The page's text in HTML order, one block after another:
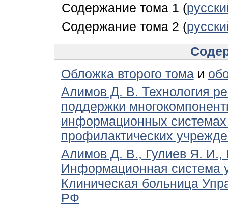
Содержание тома 1 (
Содержание тома 2 (
Обложка второго томаи
Алимов Д. В. Технология
поддержки
информационных
профилактических
Алимов Д. В., Гулиев Я. И.,
Информационная система
Клиническая больница
РФ